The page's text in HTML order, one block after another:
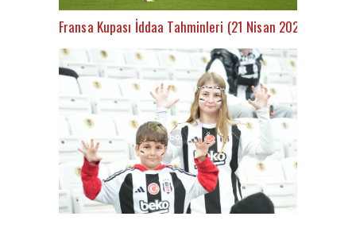
Fransa Kupası İddaa Tahminleri (21 Nisan 2021)